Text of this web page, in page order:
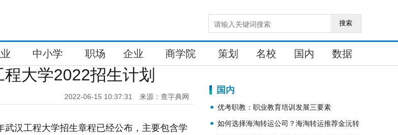
搜索
中小学 职场 企业 商学院 策划 名校 国内 数据
大学2022招生计划
2022-06-15 10:37:31 来源：查字典网
汉工程大学招生章程已经公布，主要包含学
国内
优考职教：职业教育培训发展三要素
如何选择海淘转运公司？海淘转运推荐金沅转